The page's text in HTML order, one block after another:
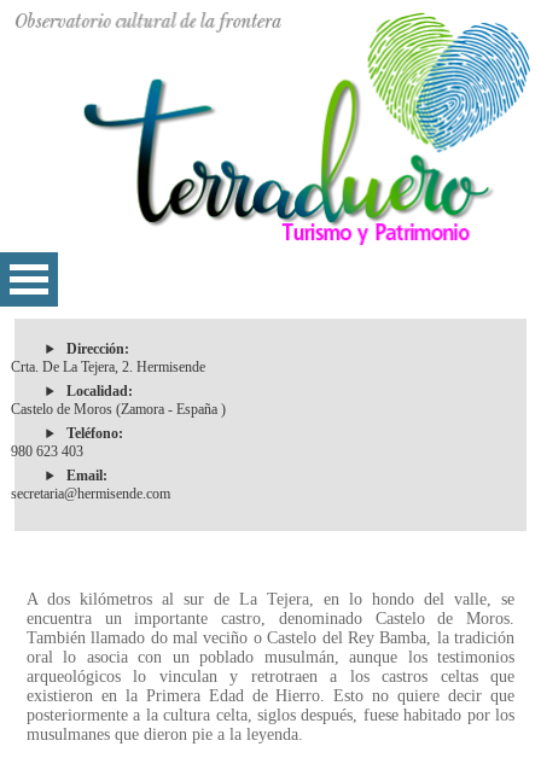
Dirección:
Crta. De La Tejera, 2. Hermisende
Localidad:
Castelo de Moros (Zamora - España )
Teléfono:
980 623 403
Email:
secretaria@hermisende.com
A dos kilómetros al sur de La Tejera, en lo hondo del valle, se
encuentra un importante castro, denominado Castelo de Moros.
También llamado do mal veciño o Castelo del Rey Bamba, la tradición
oral lo asocia con un poblado musulmán, aunque los testimonios
arqueológicos lo vinculan y retrotraen a los castros celtas que
existieron en la Primera Edad de Hierro. Esto no quiere decir que
posteriormente a la cultura celta, siglos después, fuese habitado por los
musulmanes que dieron pie a la leyenda.